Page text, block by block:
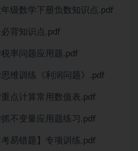
级数学下册负数知识点.pdf
背知识点.pdf
率问题应用题.pdf
维训练《利润问题》.pdf
点计算常用数值表.pdf
不变量应用题练习.pdf
易错题】专项训练.pdf